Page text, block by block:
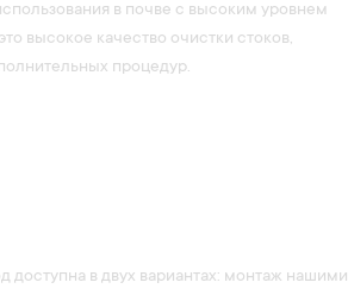
в почве с высоким уровнем
высокое качество очистки стоков,
процедур.
доступна в двух вариантах: монтаж нашими